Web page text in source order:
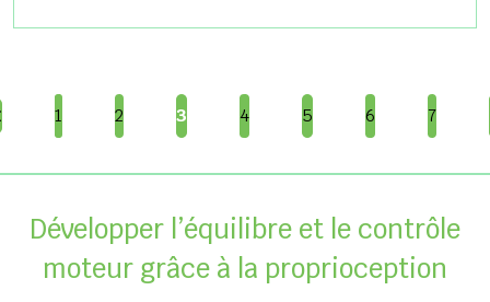
1 2 3 4 5 6 7
Développer l’équilibre et le contrôle
moteur grâce à la proprioception